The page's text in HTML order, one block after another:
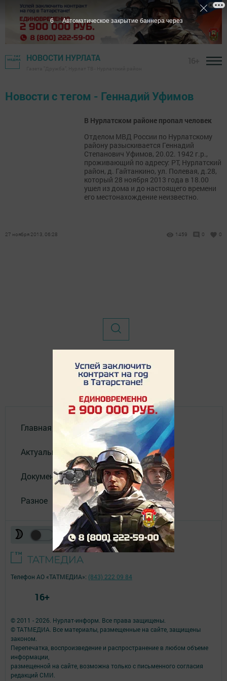
НОВОСТИ НУРЛАТА
Новости с тегом - Геннадий Уфимов
В Нурлатском районе пропал человек
Отделом МВД России по Нурлатскому
району разыскивается Геннадий
Степанович Уфимов, 20.02. 1942 г.р.,
проживающий по адресу: РТ, Нурлатский
район, д. Гайтанкино, ул. Полевая, д.28,
который 28 ноября 2013 года в 18.00
ушел из дома и до настоящего времени
его местонахождение неизвестно.
27 ноября 2013, 06:28 1459 0 0
Главная
Актуальное видео
Документы
Разное
© 2011 - 2026. Нурлат-⁠информ. Все права защищены.
© ТАТМЕДИА. Все материалы, размещенные на сайте, защищены
законом.
Перепечатка, воспроизведение и распространение в любом объеме
информации,
размещенной на сайте, возможна только с письменного согласия
редакций СМИ.
Телефон АО «ТАТМЕДИА»: (843) 222 09 84
16+
6 Автоматическое закрытие баннера через